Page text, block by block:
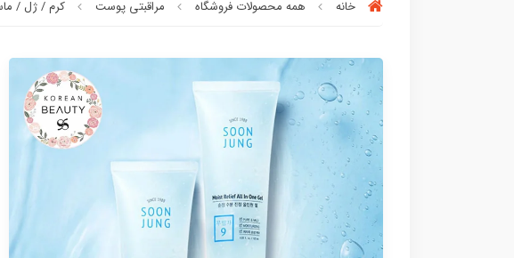
خانه همه محصولات فروشگاه مراقبتی پوست کرم / ژل /